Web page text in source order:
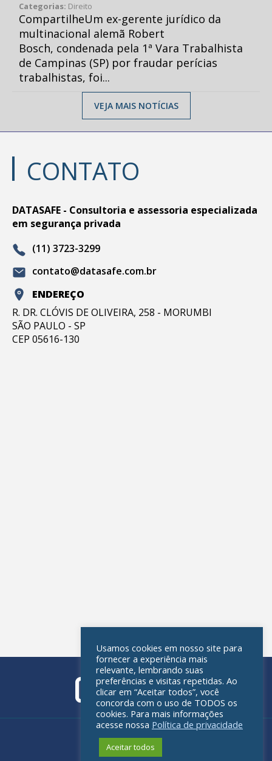
Categorias: Direito
CompartilheUm ex-gerente jurídico da
multinacional alemã Robert
Bosch, condenada pela 1ª Vara Trabalhista
de Campinas (SP) por fraudar perícias
trabalhistas, foi...
VEJA MAIS NOTÍCIAS
CONTATO
DATASAFE - Consultoria e assessoria especializada
em segurança privada
(11) 3723-3299
contato@datasafe.com.br
ENDEREÇO
R. DR. CLÓVIS DE OLIVEIRA, 258 - MORUMBI
SÃO PAULO - SP
CEP 05616-130
Política de privacidade
Usamos cookies em nosso site para
fornecer a experiência mais
relevante, lembrando suas
preferências e visitas repetidas. Ao
clicar em “Aceitar todos”, você
concorda com o uso de TODOS os
cookies. Para mais informações
acesse nossa Política de privacidade
Aceitar todos